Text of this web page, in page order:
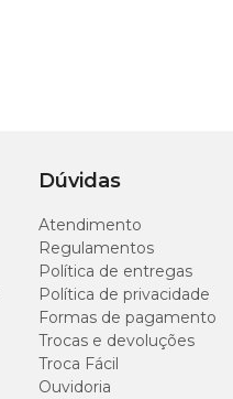
Dúvidas
Atendimento
Regulamentos
Política de entregas
Política de privacidade
Formas de pagamento
Trocas e devoluções
Troca Fácil
Ouvidoria